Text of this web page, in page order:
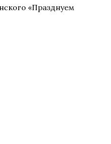
«Празднуем